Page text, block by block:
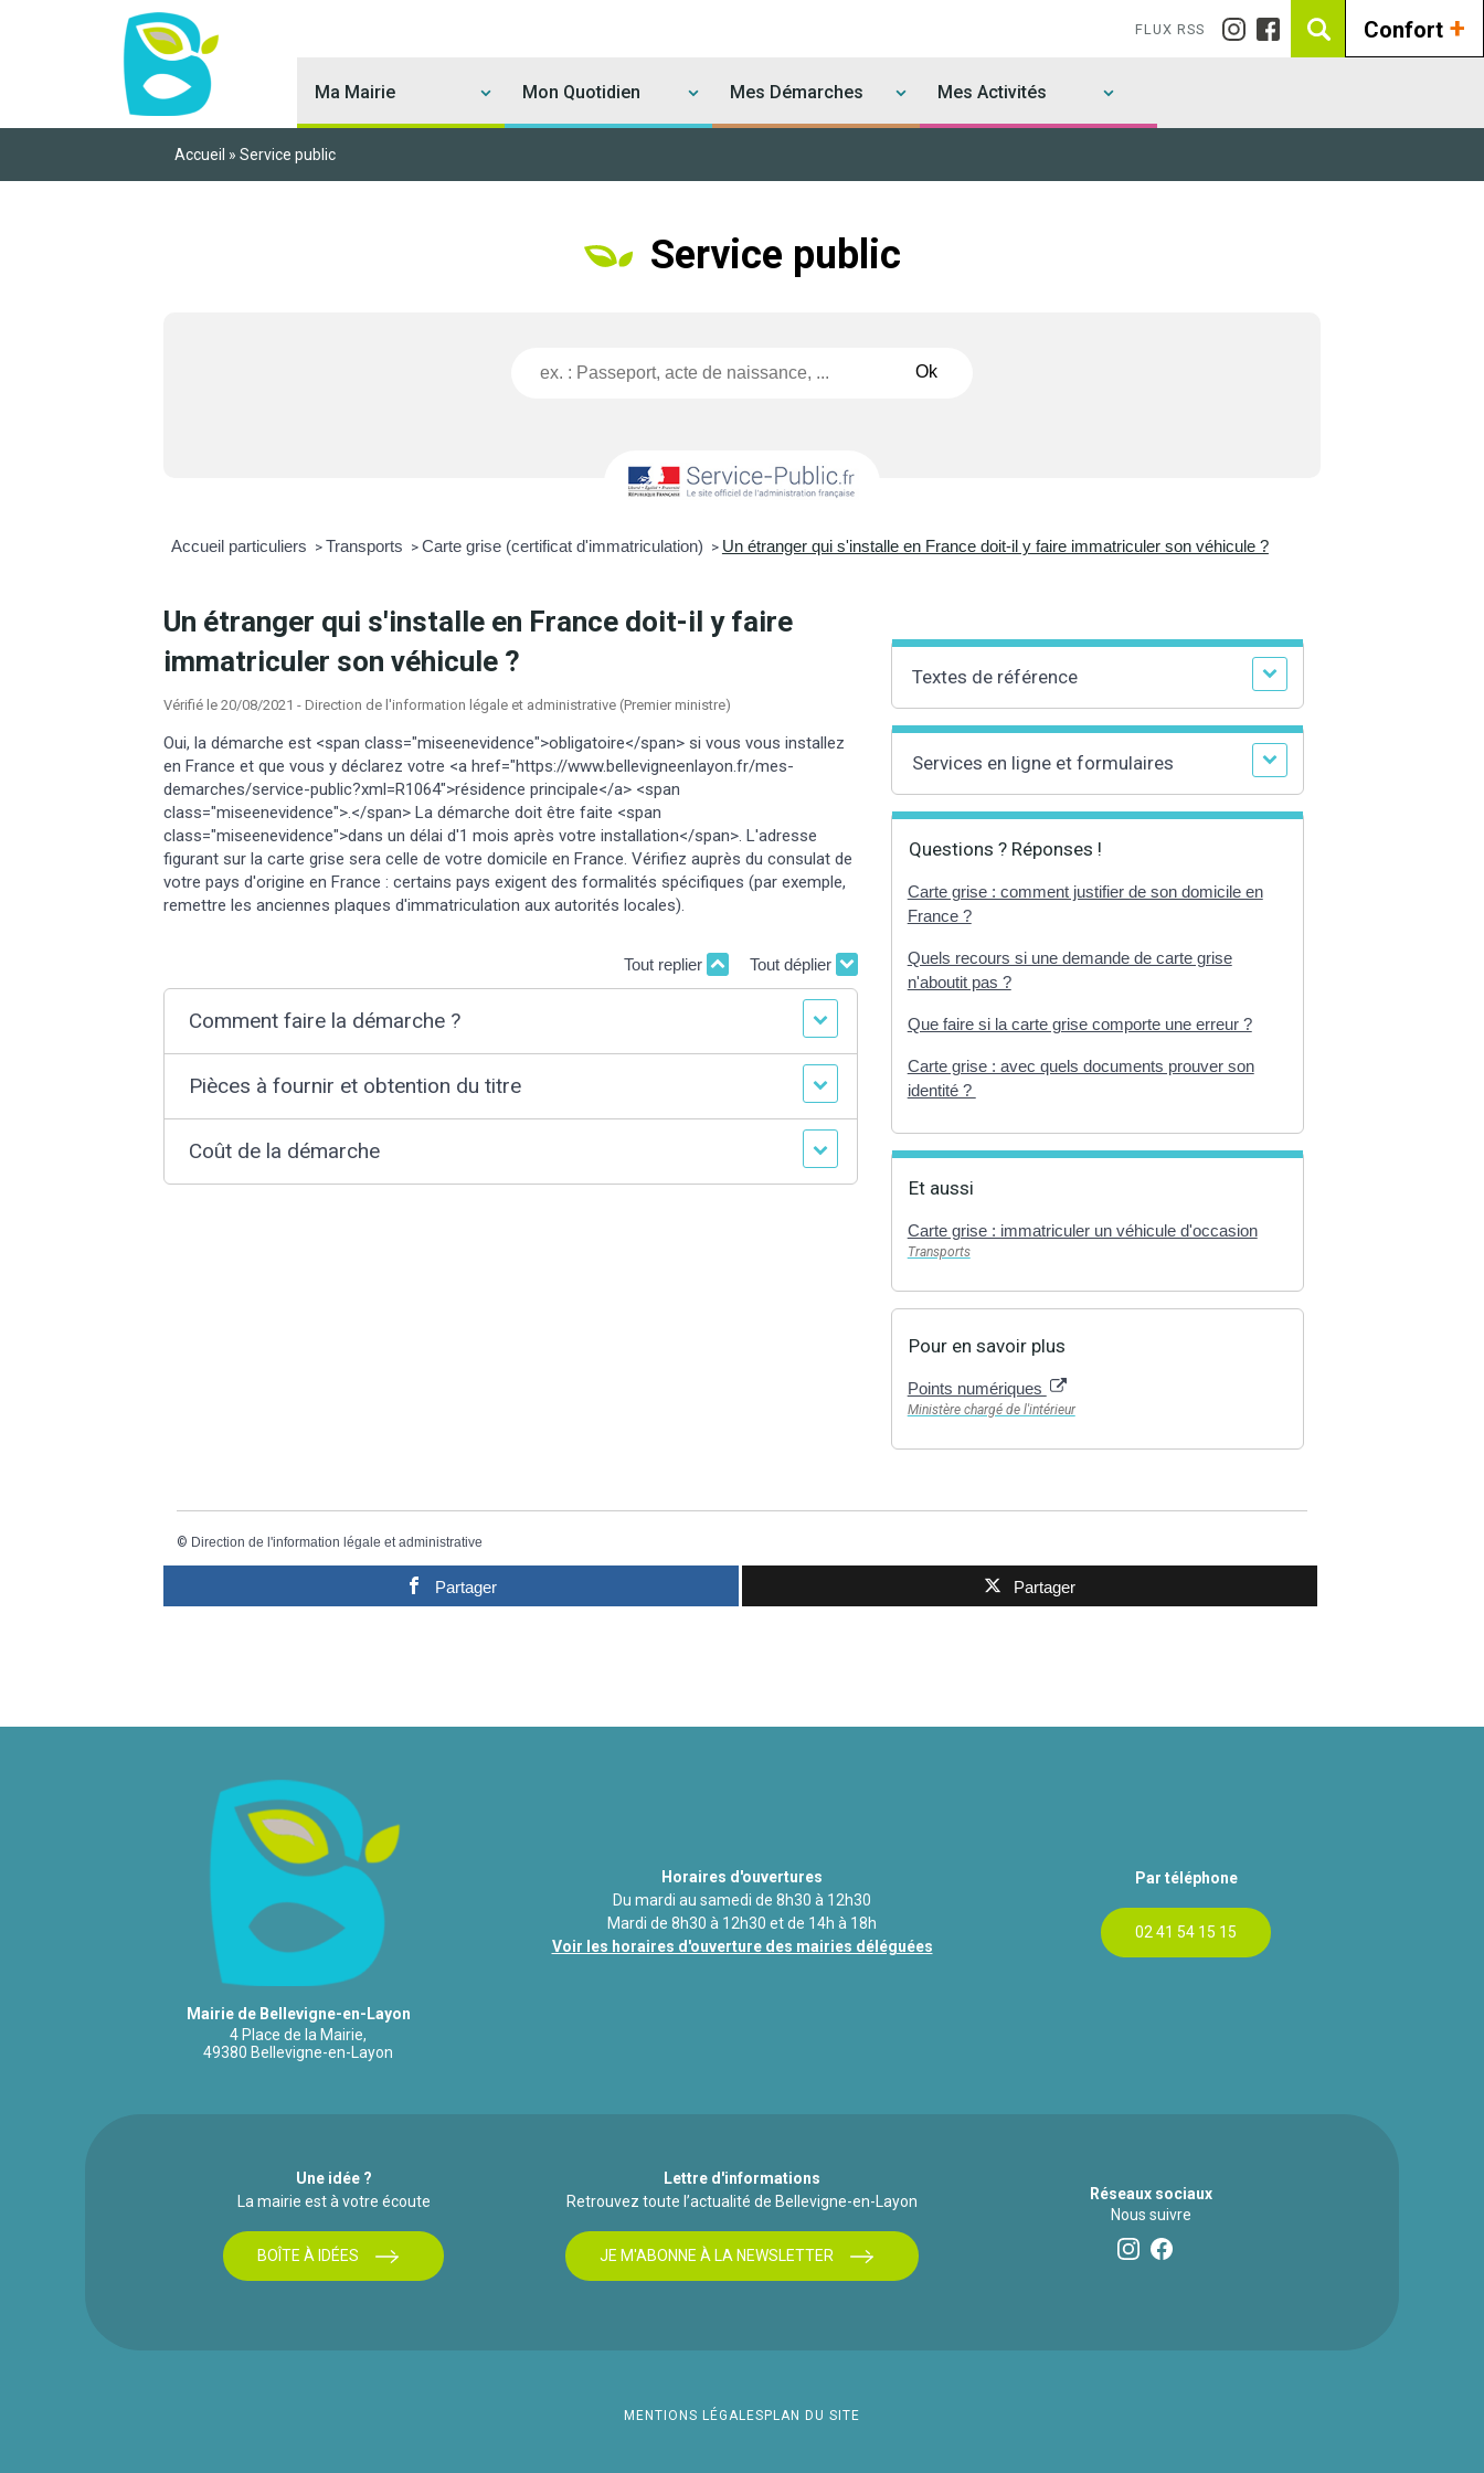
Confort +
FLUX RSS
Ma Mairie Mon Quotidien Mes Démarches Mes Activités
Accueil » Service public
Service public
Accueil particuliers > Transports > Carte grise (certificat d'immatriculation) > Un étranger qui s'installe en France doit-il y faire immatriculer son véhicule ?
Un étranger qui s'installe en France doit-il y faire
immatriculer son véhicule ?
Vérifié le 20/08/2021 - Direction de l'information légale et administrative (Premier ministre)
Oui, la démarche est <span class="miseenevidence">obligatoire</span> si vous vous installez
en France et que vous y déclarez votre <a href="https://www.bellevigneenlayon.fr/mes-
demarches/service-public?xml=R1064">résidence principale</a> <span
class="miseenevidence">.</span> La démarche doit être faite <span
class="miseenevidence">dans un délai d'1 mois après votre installation</span>. L'adresse
figurant sur la carte grise sera celle de votre domicile en France. Vérifiez auprès du consulat de
votre pays d'origine en France : certains pays exigent des formalités spécifiques (par exemple,
remettre les anciennes plaques d'immatriculation aux autorités locales).
Tout replier Tout déplier
Comment faire la démarche ?
Pièces à fournir et obtention du titre
Coût de la démarche
Textes de référence
Services en ligne et formulaires
Questions ? Réponses !
Carte grise : comment justifier de son domicile en
France ?
Quels recours si une demande de carte grise
n'aboutit pas ?
Que faire si la carte grise comporte une erreur ?
Carte grise : avec quels documents prouver son
identité ?
Et aussi
Carte grise : immatriculer un véhicule d'occasion
Transports
Pour en savoir plus
Points numériques
Ministère chargé de l'intérieur
© Direction de l'information légale et administrative
Partager Partager
Mairie de Bellevigne-en-Layon
4 Place de la Mairie,
49380 Bellevigne-en-Layon
Horaires d'ouvertures
Du mardi au samedi de 8h30 à 12h30
Mardi de 8h30 à 12h30 et de 14h à 18h
Voir les horaires d'ouverture des mairies déléguées
Par téléphone
02 41 54 15 15
Une idée ?
La mairie est à votre écoute
BOÎTE À IDÉES
Lettre d'informations
Retrouvez toute l’actualité de Bellevigne-en-Layon
JE M'ABONNE À LA NEWSLETTER
Réseaux sociaux
Nous suivre
MENTIONS LÉGALES PLAN DU SITE